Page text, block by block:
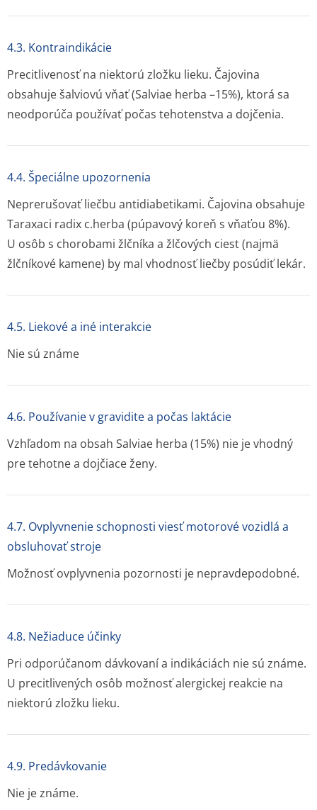
4.3. Kontraindikácie
Precitlivenosť na niektorú zložku lieku. Čajovina
obsahuje šalviovú vňať (Salviae herba –15%), ktorá sa
neodporúča používať počas tehotenstva a dojčenia.
4.4. Špeciálne upozornenia
Neprerušovať liečbu antidiabetikami. Čajovina obsahuje
Taraxaci radix c.herba (púpavový koreň s vňaťou 8%).
U osôb s chorobami žlčníka a žlčových ciest (najmä
žlčníkové kamene) by mal vhodnosť liečby posúdiť lekár.
4.5. Liekové a iné interakcie
Nie sú známe
4.6. Používanie v gravidite a počas laktácie
Vzhľadom na obsah Salviae herba (15%) nie je vhodný
pre tehotne a dojčiace ženy.
4.7. Ovplyvnenie schopnosti viesť motorové vozidlá a
obsluhovať stroje
Možnosť ovplyvnenia pozornosti je nepravdepodobné.
4.8. Nežiaduce účinky
Pri odporúčanom dávkovaní a indikáciách nie sú známe.
U precitlivených osôb možnosť alergickej reakcie na
niektorú zložku lieku.
4.9. Predávkovanie
Nie je známe.